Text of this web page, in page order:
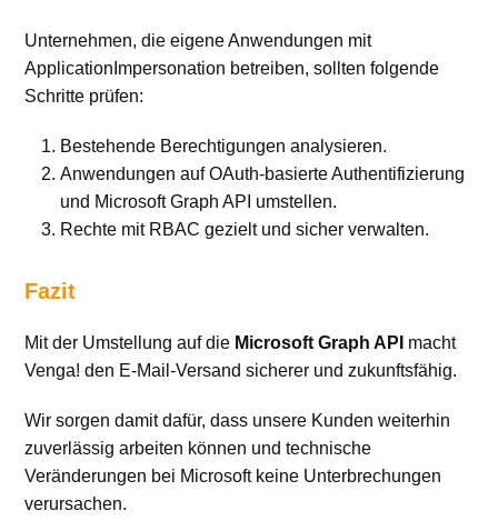
Unternehmen, die eigene Anwendungen mit
ApplicationImpersonation betreiben, sollten folgende
Schritte prüfen:
Bestehende Berechtigungen analysieren.
Anwendungen auf OAuth-basierte Authentifizierung
und Microsoft Graph API umstellen.
Rechte mit RBAC gezielt und sicher verwalten.
Fazit
Mit der Umstellung auf die Microsoft Graph API macht
Venga! den E-Mail-Versand sicherer und zukunftsfähig.
Wir sorgen damit dafür, dass unsere Kunden weiterhin
zuverlässig arbeiten können und technische
Veränderungen bei Microsoft keine Unterbrechungen
verursachen.